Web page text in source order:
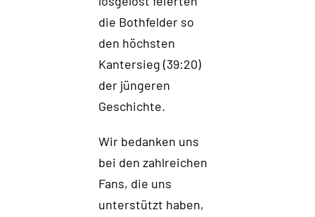
die Bothfelder so
den höchsten
Kantersieg (39:20)
der jüngeren
Geschichte.
Wir bedanken uns
bei den zahlreichen
Fans, die uns
unterstützt haben,